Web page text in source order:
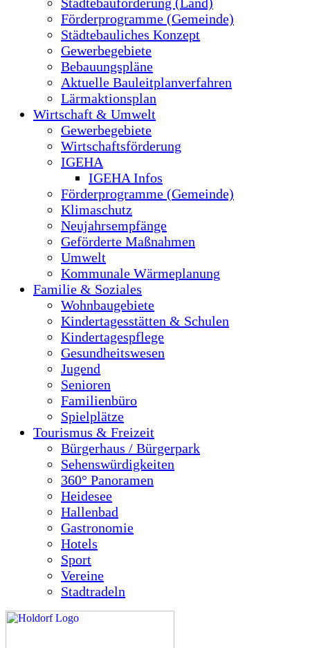
Förderprogramme (Gemeinde)
Städtebauliches Konzept
Gewerbegebiete
Bebauungspläne
Aktuelle Bauleitplanverfahren
Lärmaktionsplan
Wirtschaft & Umwelt
Gewerbegebiete
Wirtschaftsförderung
IGEHA
IGEHA Infos
Förderprogramme (Gemeinde)
Klimaschutz
Neujahrsempfänge
Geförderte Maßnahmen
Umwelt
Kommunale Wärmeplanung
Familie & Soziales
Wohnbaugebiete
Kindertagesstätten & Schulen
Kindertagespflege
Gesundheitswesen
Jugend
Senioren
Familienbüro
Spielplätze
Tourismus & Freizeit
Bürgerhaus / Bürgerpark
Sehenswürdigkeiten
360° Panoramen
Heidesee
Hallenbad
Gastronomie
Hotels
Sport
Vereine
Stadtradeln